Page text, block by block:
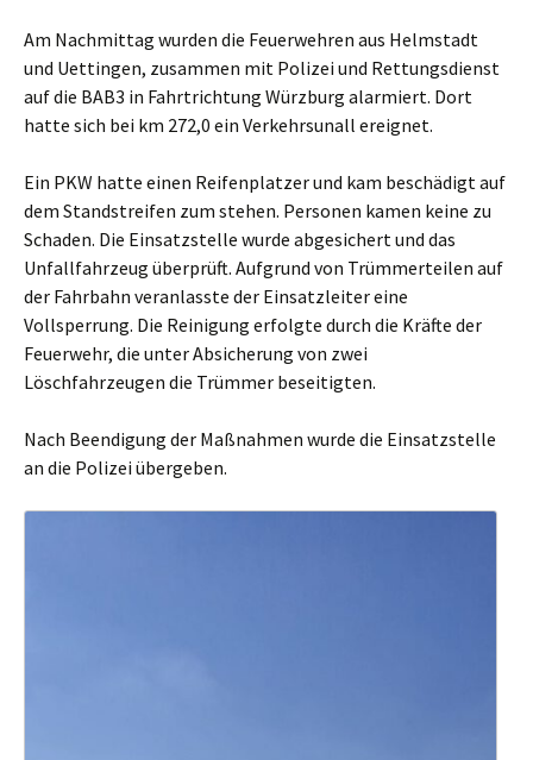
Am Nachmittag wurden die Feuerwehren aus Helmstadt
und Uettingen, zusammen mit Polizei und Rettungsdienst
auf die BAB3 in Fahrtrichtung Würzburg alarmiert. Dort
hatte sich bei km 272,0 ein Verkehrsunall ereignet.
Ein PKW hatte einen Reifenplatzer und kam beschädigt auf
dem Standstreifen zum stehen. Personen kamen keine zu
Schaden. Die Einsatzstelle wurde abgesichert und das
Unfallfahrzeug überprüft. Aufgrund von Trümmerteilen auf
der Fahrbahn veranlasste der Einsatzleiter eine
Vollsperrung. Die Reinigung erfolgte durch die Kräfte der
Feuerwehr, die unter Absicherung von zwei
Löschfahrzeugen die Trümmer beseitigten.
Nach Beendigung der Maßnahmen wurde die Einsatzstelle
an die Polizei übergeben.